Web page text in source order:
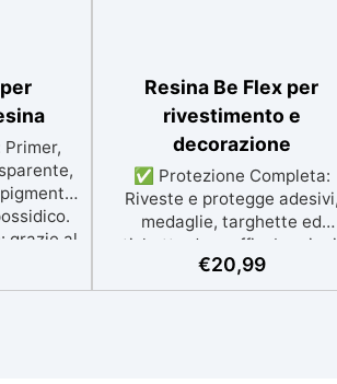
grazie al
e
Resina Be Flex per
rivestimento e
decorazione
✅ Protezione Completa:
Riveste e protegge
medaglie, targhette ed
etichette da graffi,
umidità. ✅ Flessibile e
Durevole: Crea un film
€20,99